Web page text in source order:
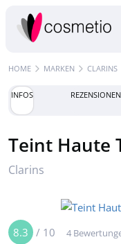
HOME MARKEN CLARINS
INFOS REZENSIONEN
Teint Haute
Clarins
8.3 / 10 4